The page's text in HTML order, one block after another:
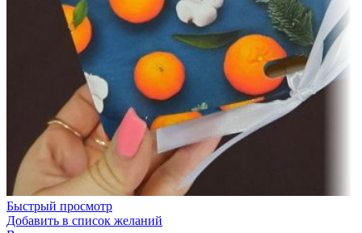
Быстрый просмотр
Добавить в список желаний